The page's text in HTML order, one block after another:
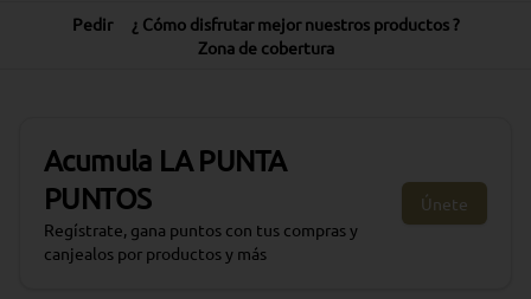
Pedir
¿ Cómo disfrutar mejor nuestros productos ?
Zona de cobertura
Acumula LA PUNTA
PUNTOS
Regístrate, gana puntos con tus compras y
canjealos por productos y más
Únete